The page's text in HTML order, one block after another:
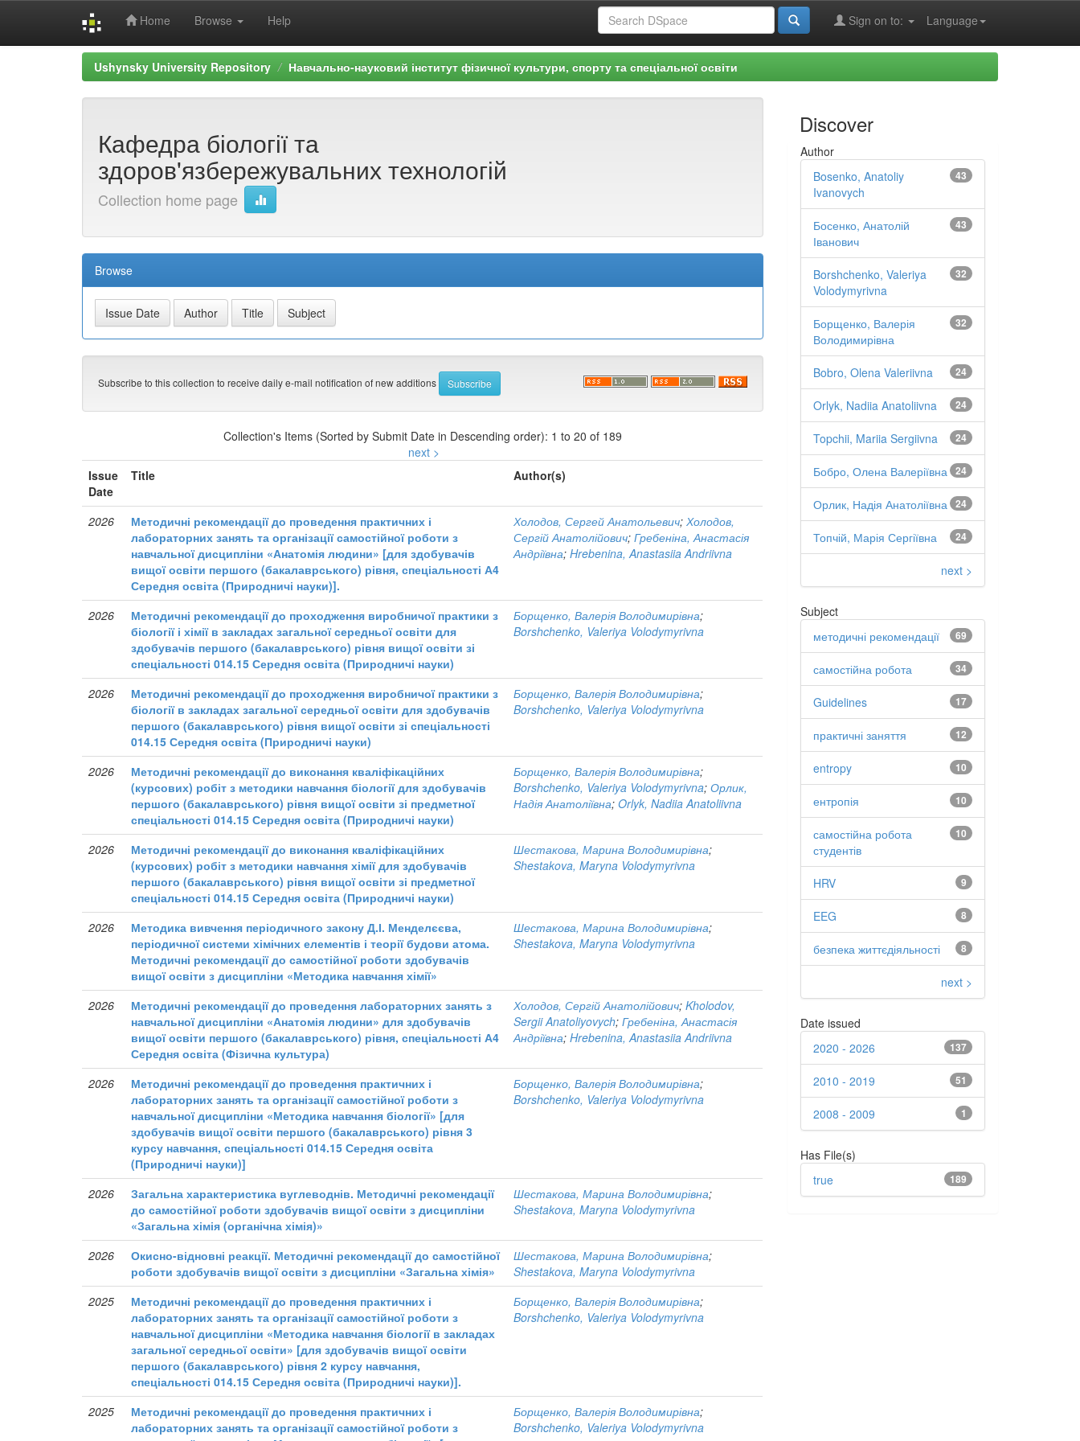
Home Browse Help Language
Sign on to:
Ushynsky University Repository Навчально-науковий інститут фізичної культури, спорту та спеціальної освіти
Кафедра біології та
здоров'язбережувальних технологій
Collection home page
Browse
Subscribe to this collection to receive daily e-mail notification of new additions
Collection's Items (Sorted by Submit Date in Descending order): 1 to 20 of 189
next >
Issue
Date
Title Author(s)
2026
Методичні рекомендації до проведення практичних і
лабораторних занять та організації самостійної роботи з
навчальної дисципліни «Анатомія людини» [для здобувачів
вищої освіти першого (бакалаврського) рівня, спеціальності А4
Середня освіта (Природничі науки)].
Холодов, Сергей Анатольевич;Холодов,
Сергій Анатолійович;Гребеніна, Анастасія
Андріївна;Hrebenina, Anastasiia Andriivna
2026
Методичні рекомендації до проходження виробничої практики з
біології і хімії в закладах загальної середньої освіти для
здобувачів першого (бакалаврського) рівня вищої освіти зі
спеціальності 014.15 Середня освіта (Природничі науки)
Борщенко, Валерія Володимирівна;
Borshchenko, Valeriya Volodymyrivna
2026
Методичні рекомендації до проходження виробничої практики з
біології в закладах загальної середньої освіти для здобувачів
першого (бакалаврського) рівня вищої освіти зі спеціальності
014.15 Середня освіта (Природничі науки)
Борщенко, Валерія Володимирівна;
Borshchenko, Valeriya Volodymyrivna
2026
Методичні рекомендації до виконання кваліфікаційних
(курсових) робіт з методики навчання біології для здобувачів
першого (бакалаврського) рівня вищої освіти зі предметної
спеціальності 014.15 Середня освіта (Природничі науки)
Борщенко, Валерія Володимирівна;
Borshchenko, Valeriya Volodymyrivna;Орлик,
Надія Анатоліївна;Orlyk, Nadiia Anatoliivna
2026
Методичні рекомендації до виконання кваліфікаційних
(курсових) робіт з методики навчання хімії для здобувачів
першого (бакалаврського) рівня вищої освіти зі предметної
спеціальності 014.15 Середня освіта (Природничі науки)
Шестакова, Марина Володимирівна;
Shestakova, Maryna Volodymyrivna
2026
Методика вивчення періодичного закону Д.І. Менделєєва,
періодичної системи хімічних елементів і теорії будови атома.
Методичні рекомендації до самостійної роботи здобувачів
вищої освіти з дисципліни «Методика навчання хімії»
Шестакова, Марина Володимирівна;
Shestakova, Maryna Volodymyrivna
2026
Методичні рекомендації до проведення лабораторних занять з
навчальної дисципліни «Анатомія людини» для здобувачів
вищої освіти першого (бакалаврського) рівня, спеціальності А4
Середня освіта (Фізична культура)
Холодов, Сергій Анатолійович;Kholodov,
Sergii Anatoliyovych;Гребеніна, Анастасія
Андріївна;Hrebenina, Anastasiia Andriivna
2026
Методичні рекомендації до проведення практичних і
лабораторних занять та організації самостійної роботи з
навчальної дисципліни «Методика навчання біології» [для
здобувачів вищої освіти першого (бакалаврського) рівня 3
курсу навчання, спеціальності 014.15 Середня освіта
(Природничі науки)]
Борщенко, Валерія Володимирівна;
Borshchenko, Valeriya Volodymyrivna
2026
Загальна характеристика вуглеводнів. Методичні рекомендації
до самостійної роботи здобувачів вищої освіти з дисципліни
«Загальна хімія (органічна хімія)»
Шестакова, Марина Володимирівна;
Shestakova, Maryna Volodymyrivna
2026
Окисно-відновні реакції. Методичні рекомендації до самостійної
роботи здобувачів вищої освіти з дисципліни «Загальна хімія»
Шестакова, Марина Володимирівна;
Shestakova, Maryna Volodymyrivna
2025
Методичні рекомендації до проведення практичних і
лабораторних занять та організації самостійної роботи з
навчальної дисципліни «Методика навчання біології в закладах
загальної середньої освіти» [для здобувачів вищої освіти
першого (бакалаврського) рівня 2 курсу навчання,
спеціальності 014.15 Середня освіта (Природничі науки)].
Борщенко, Валерія Володимирівна;
Borshchenko, Valeriya Volodymyrivna
2025
Методичні рекомендації до проведення практичних і
лабораторних занять та організації самостійної роботи з
Борщенко, Валерія Володимирівна;
Borshchenko, Valeriya Volodymyrivna
Discover
Author
43
Bosenko, Anatoliy
Ivanovych
43
Босенко, Анатолій
Іванович
32
Borshchenko, Valeriya
Volodymyrivna
32
Борщенко, Валерія
Володимирівна
24
Bobro, Olena Valeriivna
24
Orlyk, Nadiia Anatoliivna
24
Topchii, Mariia Sergiivna
24
Бобро, Олена Валеріївна
24
Орлик, Надія Анатоліївна
24
Топчій, Марія Сергіївна
next >
Subject
69
методичні рекомендації
34
самостійна робота
17
Guidelines
12
практичні заняття
10
entropy
10
ентропія
10
самостійна робота
студентів
9
HRV
8
EEG
8
безпека життєдіяльності
next >
Date issued
137
2020 - 2026
51
2010 - 2019
1
2008 - 2009
Has File(s)
189
true